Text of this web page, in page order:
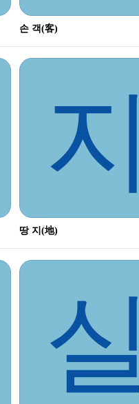
손 객(客)
지
땅 지(地)
실